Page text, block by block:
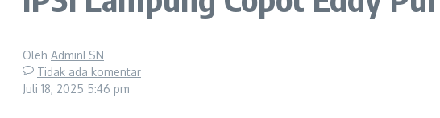
Oleh AdminLSN
Tidak ada komentar
Juli 18, 2025 5:46 pm